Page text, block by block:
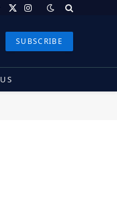
X
Instagram
SUBSCRIBE